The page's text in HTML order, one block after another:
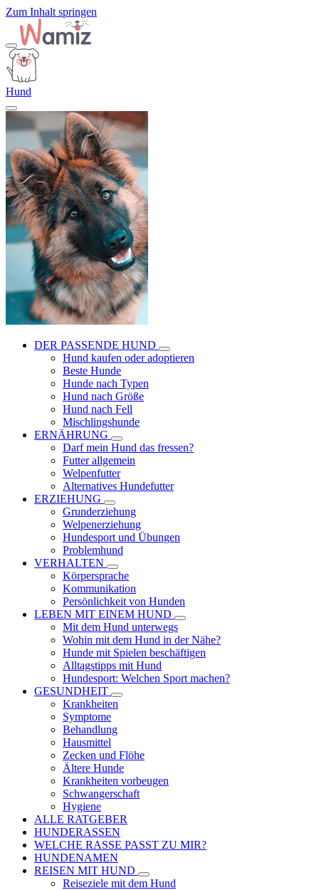
Zum Inhalt springen
Hund
DER PASSENDE HUND
Hund kaufen oder adoptieren
Beste Hunde
Hunde nach Typen
Hund nach Größe
Hund nach Fell
Mischlingshunde
ERNÄHRUNG
Darf mein Hund das fressen?
Futter allgemein
Welpenfutter
Alternatives Hundefutter
ERZIEHUNG
Grunderziehung
Welpenerziehung
Hundesport und Übungen
Problemhund
VERHALTEN
Körpersprache
Kommunikation
Persönlichkeit von Hunden
LEBEN MIT EINEM HUND
Mit dem Hund unterwegs
Wohin mit dem Hund in der Nähe?
Hunde mit Spielen beschäftigen
Alltagstipps mit Hund
Hundesport: Welchen Sport machen?
GESUNDHEIT
Krankheiten
Symptome
Behandlung
Hausmittel
Zecken und Flöhe
Ältere Hunde
Krankheiten vorbeugen
Schwangerschaft
Hygiene
ALLE RATGEBER
HUNDERASSEN
WELCHE RASSE PASST ZU MIR?
HUNDENAMEN
REISEN MIT HUND
Reiseziele mit dem Hund